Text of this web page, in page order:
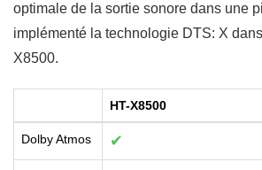
optimale de la sortie sonore dans une
implémenté la technologie DTS: X
X8500.
HT-X8500
Dolby Atmos ✔